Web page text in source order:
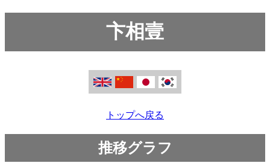
卞相壹
トップへ戻る
推移グラフ